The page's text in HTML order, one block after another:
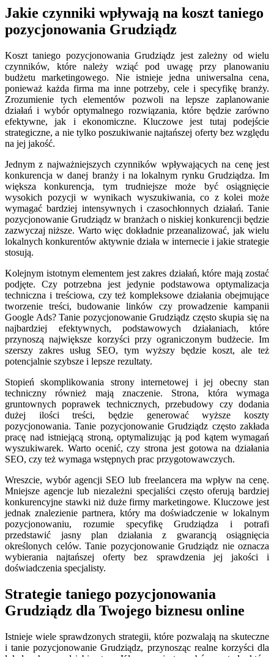
Jakie czynniki wpływają na koszt taniego
pozycjonowania Grudziądz
Koszt taniego pozycjonowania Grudziądz jest zależny od wielu
czynników, które należy wziąć pod uwagę przy planowaniu
budżetu marketingowego. Nie istnieje jedna uniwersalna cena,
ponieważ każda firma ma inne potrzeby, cele i specyfikę branży.
Zrozumienie tych elementów pozwoli na lepsze zaplanowanie
działań i wybór optymalnego rozwiązania, które będzie zarówno
efektywne, jak i ekonomiczne. Kluczowe jest tutaj podejście
strategiczne, a nie tylko poszukiwanie najtańszej oferty bez względu
na jej jakość.
Jednym z najważniejszych czynników wpływających na cenę jest
konkurencja w danej branży i na lokalnym rynku Grudziądza. Im
większa konkurencja, tym trudniejsze może być osiągnięcie
wysokich pozycji w wynikach wyszukiwania, co z kolei może
wymagać bardziej intensywnych i czasochłonnych działań. Tanie
pozycjonowanie Grudziądz w branżach o niskiej konkurencji będzie
zazwyczaj niższe. Warto więc dokładnie przeanalizować, jak wielu
lokalnych konkurentów aktywnie działa w internecie i jakie strategie
stosują.
Kolejnym istotnym elementem jest zakres działań, które mają zostać
podjęte. Czy potrzebna jest jedynie podstawowa optymalizacja
techniczna i treściowa, czy też kompleksowe działania obejmujące
tworzenie treści, budowanie linków czy prowadzenie kampanii
Google Ads? Tanie pozycjonowanie Grudziądz często skupia się na
najbardziej efektywnych, podstawowych działaniach, które
przynoszą największe korzyści przy ograniczonym budżecie. Im
szerszy zakres usług SEO, tym wyższy będzie koszt, ale też
potencjalnie szybsze i lepsze rezultaty.
Stopień skomplikowania strony internetowej i jej obecny stan
techniczny również mają znaczenie. Strona, która wymaga
gruntownych poprawek technicznych, przebudowy czy dodania
dużej ilości treści, będzie generować wyższe koszty
pozycjonowania. Tanie pozycjonowanie Grudziądz często zakłada
pracę nad istniejącą stroną, optymalizując ją pod kątem wymagań
wyszukiwarek. Warto ocenić, czy strona jest gotowa na działania
SEO, czy też wymaga wstępnych prac przygotowawczych.
Wreszcie, wybór agencji SEO lub freelancera ma wpływ na cenę.
Mniejsze agencje lub niezależni specjaliści często oferują bardziej
konkurencyjne stawki niż duże firmy marketingowe. Kluczowe jest
jednak znalezienie partnera, który ma doświadczenie w lokalnym
pozycjonowaniu, rozumie specyfikę Grudziądza i potrafi
przedstawić jasny plan działania z gwarancją osiągnięcia
określonych celów. Tanie pozycjonowanie Grudziądz nie oznacza
wybierania najtańszej oferty bez sprawdzenia jej jakości i
doświadczenia specjalisty.
Strategie taniego pozycjonowania
Grudziądz dla Twojego biznesu online
Istnieje wiele sprawdzonych strategii, które pozwalają na skuteczne
i tanie pozycjonowanie Grudziądz, przynosząc realne korzyści dla